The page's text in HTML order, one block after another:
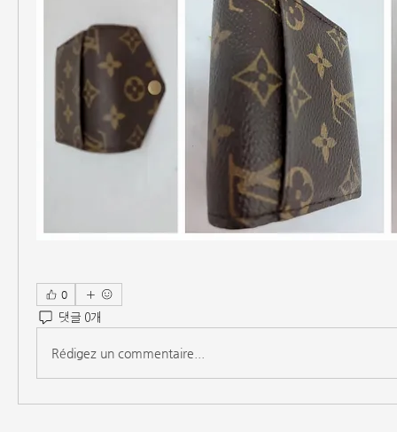
0
댓글 0개
Rédigez un commentaire...